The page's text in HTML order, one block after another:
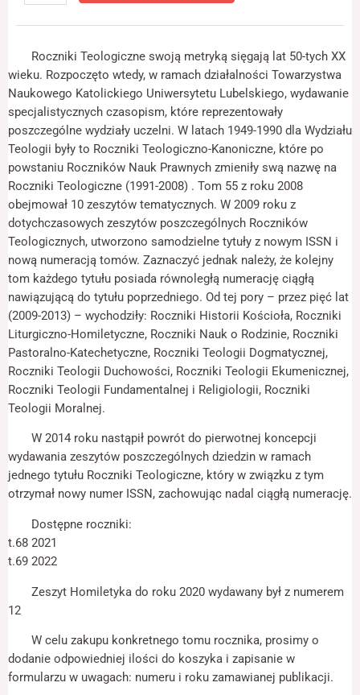
z.
Homiletyka
(od
roku
2021)
Roczniki Teologiczne swoją metryką sięgają lat 50-tych XX
wieku. Rozpoczęto wtedy, w ramach działalności Towarzystwa
Naukowego Katolickiego Uniwersytetu Lubelskiego, wydawanie
specjalistycznych czasopism, które reprezentowały
poszczególne wydziały uczelni. W latach 1949-1990 dla Wydziału
Teologii były to Roczniki Teologiczno-Kanoniczne, które po
powstaniu Roczników Nauk Prawnych zmieniły swą nazwę na
Roczniki Teologiczne (1991-2008) . Tom 55 z roku 2008
obejmował 10 zeszytów tematycznych. W 2009 roku z
dotychczasowych zeszytów poszczególnych Roczników
Teologicznych, utworzono samodzielne tytuły z nowym ISSN i
nową numeracją tomów. Zaznaczyć jednak należy, że kolejny
tom każdego tytułu posiada równoległą numerację ciągłą
nawiązującą do tytułu poprzedniego. Od tej pory – przez pięć lat
(2009-2013) – wychodziły: Roczniki Historii Kościoła, Roczniki
Liturgiczno-Homiletyczne, Roczniki Nauk o Rodzinie, Roczniki
Pastoralno-Katechetyczne, Roczniki Teologii Dogmatycznej,
Roczniki Teologii Duchowości, Roczniki Teologii Ekumenicznej,
Roczniki Teologii Fundamentalnej i Religiologii, Roczniki
Teologii Moralnej.
W 2014 roku nastąpił powrót do pierwotnej koncepcji
wydawania zeszytów poszczególnych dziedzin w ramach
jednego tytułu Roczniki Teologiczne, który w związku z tym
otrzymał nowy numer ISSN, zachowując nadal ciągłą numerację.
Dostępne roczniki:
t.68 2021
t.69 2022
Zeszyt Homiletyka do roku 2020 wydawany był z numerem
12
W celu zakupu konkretnego tomu rocznika, prosimy o
dodanie odpowiedniej ilości do koszyka i zapisanie w
formularzu w uwagach: numeru i roku zamawianej publikacji.
twojego przejścia
odrzucisz te pliki
cookie, niektóre
funkcje znikną ze
strony
internetowej.
Marketing
Udostępniając
swoje
zainteresowania i
zachowania
podczas
odwiedzania naszej
strony, zwiększasz
szansę na
zobaczenie
spersonalizowanych
treści i ofert.